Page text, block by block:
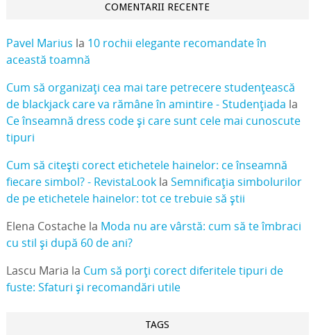
COMENTARII RECENTE
Pavel Marius la 10 rochii elegante recomandate în
această toamnă
Cum să organizați cea mai tare petrecere studențească
de blackjack care va rămâne în amintire - Studențiada la
Ce înseamnă dress code și care sunt cele mai cunoscute
tipuri
Cum să citești corect etichetele hainelor: ce înseamnă
fiecare simbol? - RevistaLookla Semnificația simbolurilor
de pe etichetele hainelor: tot ce trebuie să știi
Elena Costachela Moda nu are vârstă: cum să te îmbraci
cu stil și după 60 de ani?
Lascu Maria la Cum să porți corect diferitele tipuri de
fuste: Sfaturi și recomandări utile
TAGS